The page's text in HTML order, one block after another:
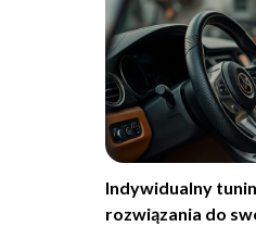
Indywidualny
rozwiązania do